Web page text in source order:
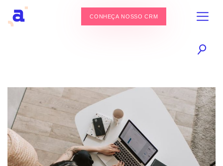
CONHEÇA NOSSO CRM